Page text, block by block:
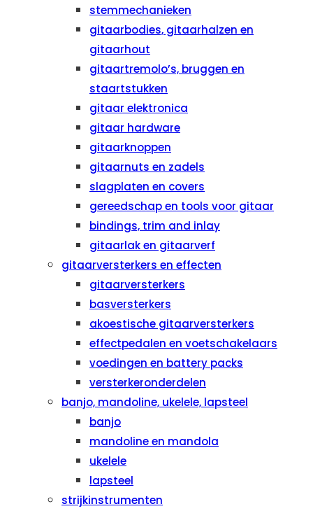
stemmechanieken
gitaarbodies, gitaarhalzen en
gitaarhout
gitaartremolo’s, bruggen en
staartstukken
gitaar elektronica
gitaar hardware
gitaarknoppen
gitaarnuts en zadels
slagplaten en covers
gereedschap en tools voor gitaar
bindings, trim and inlay
gitaarlak en gitaarverf
gitaarversterkers en effecten
gitaarversterkers
basversterkers
akoestische gitaarversterkers
effectpedalen en voetschakelaars
voedingen en battery packs
versterkeronderdelen
banjo, mandoline, ukelele, lapsteel
banjo
mandoline en mandola
ukelele
lapsteel
strijkinstrumenten